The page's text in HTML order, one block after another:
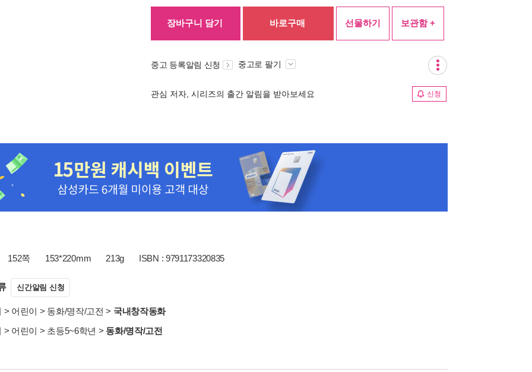
장바구니 담기 바로구매 선물하기 보관함 +
중고 등록알림 신청 중고로 팔기
관심 저자, 시리즈의 출간 알림을 받아보세요 신청
152쪽 153*220mm 213g ISBN : 9791173320835
신간알림 신청
> 어린이 > 동화/명작/고전 > 국내창작동화
> 어린이 > 초등5~6학년 > 동화/명작/고전